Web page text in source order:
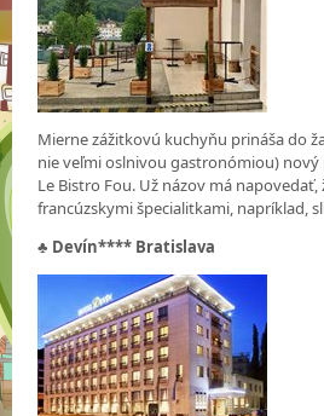
Mierne zážitkovú kuchyňu prináša do
nie veľmi oslnivou gastronómiou)
Le Bistro Fou. Už názov má
francúzskymi špecialitkami, napríklad,
♣ Devín**** Bratislava